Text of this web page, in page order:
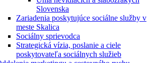
Slovenska
Zariadenia poskytujúce sociálne služby v
meste Skalica
Sociálny sprievodca
Strategická vízia, poslanie a ciele
poskytovateľa sociálnych služieb